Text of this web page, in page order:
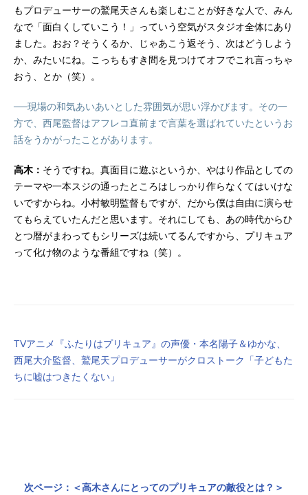
もプロデューサーの鷲尾天さんも楽しむことが好きな人で、みん
なで「面白くしていこう！」っていう空気がスタジオ全体にあり
ました。おお？そうくるか、じゃあこう返そう、次はどうしよう
か、みたいにね。こっちもすき間を見つけてオフでこれ言っちゃ
おう、とか（笑）。
──現場の和気あいあいとした雰囲気が思い浮かびます。その一
方で、西尾監督はアフレコ直前まで言葉を選ばれていたというお
話をうかがったことがあります。
高木： そうですね。真面目に遊ぶというか、やはり作品としての
テーマや一本スジの通ったところはしっかり作らなくてはいけな
いですからね。小村敏明監督もですが、だから僕は自由に演らせ
てもらえていたんだと思います。それにしても、あの時代からひ
とつ暦がまわってもシリーズは続いてるんですから、プリキュア
って化け物のような番組ですね（笑）。
TVアニメ『ふたりはプリキュア』の声優・本名陽子＆ゆかな、
西尾大介監督、鷲尾天プロデューサーがクロストーク「子どもた
ちに嘘はつきたくない」
次ページ：＜高木さんにとってのプリキュアの敵役とは？＞